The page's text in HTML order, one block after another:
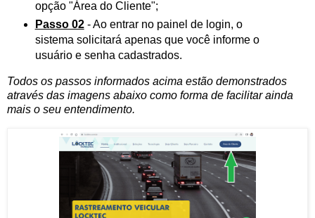
opção "Área do Cliente";
Passo 02- Ao entrar no painel de login, o
sistema solicitará apenas que você informe o
usuário e senha cadastrados.
Todos os passos informados acima estão demonstrados
através das imagens abaixo como forma de facilitar ainda
mais o seu entendimento.